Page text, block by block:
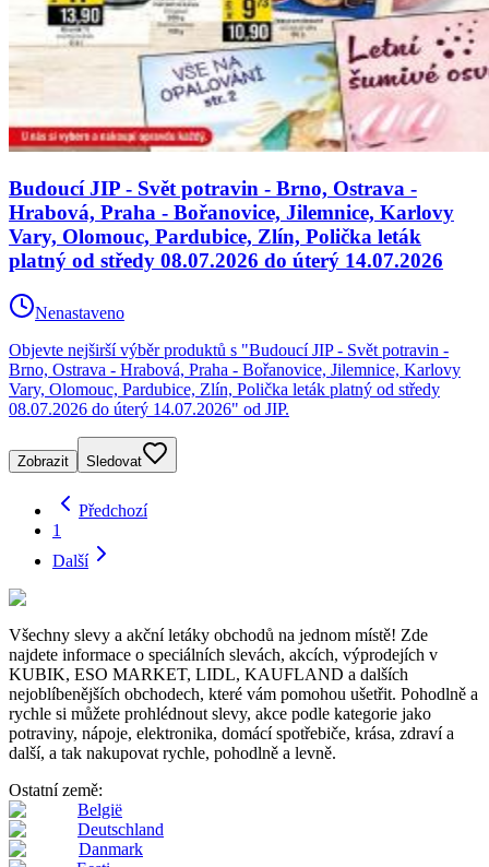
Budoucí JIP - Svět potravin - Brno, Ostrava -
Hrabová, Praha - Bořanovice, Jilemnice, Karlovy
Vary, Olomouc, Pardubice, Zlín, Polička leták
platný od středy 08.07.2026 do úterý 14.07.2026
Nenastaveno
Objevte nejširší výběr produktů s "Budoucí JIP - Svět potravin -
Brno, Ostrava - Hrabová, Praha - Bořanovice, Jilemnice, Karlovy
Vary, Olomouc, Pardubice, Zlín, Polička leták platný od středy
08.07.2026 do úterý 14.07.2026" od JIP.
Zobrazit Sledovat
Předchozí
1
Další
Všechny slevy a akční letáky obchodů na jednom místě! Zde
najdete informace o speciálních slevách, akcích, výprodejích v
KUBIK, ESO MARKET, LIDL, KAUFLAND a dalších
nejoblíbenějších obchodech, které vám pomohou ušetřit. Pohodlně a
rychle si můžete prohlédnout slevy, akce podle kategorie jako
potraviny, nápoje, elektronika, domácí spotřebiče, krása, zdraví a
další, a tak nakupovat rychle, pohodlně a levně.
Ostatní země:
België
Deutschland
Danmark